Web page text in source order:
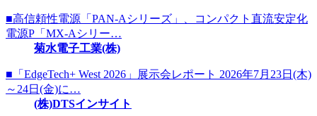
■高信頼性電源「PAN-Aシリーズ」、コンパクト直流安定化
電源P「MX-Aシリー…
菊水電子工業(株)
■「EdgeTech+ West 2026」展示会レポート 2026年7月23日(木)
～24日(金)に…
(株)DTSインサイト